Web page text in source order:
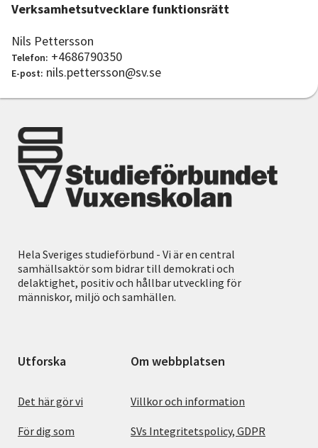
Verksamhetsutvecklare funktionsrätt
Nils Pettersson
Telefon: +4686790350
E-post: nils.pettersson@sv.se
Hela Sveriges studieförbund - Vi är en central
samhällsaktör som bidrar till demokrati och
delaktighet, positiv och hållbar utveckling för
människor, miljö och samhällen.
Utforska
Det här gör vi
För dig som
Om webbplatsen
Villkor och information
SVs Integritetspolicy, GDPR